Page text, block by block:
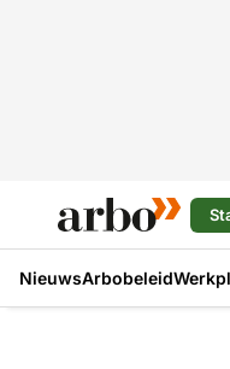
NieuwsArbobeleid